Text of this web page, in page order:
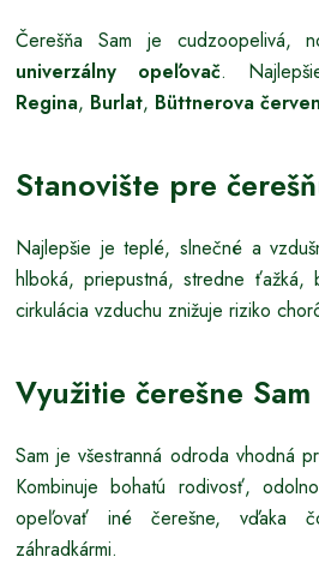
Čerešňa Sam je cudzoopelivá,
univerzálny opeľovač.
Regina, Burlat, Büttnerova
Stanovište pre
Najlepšie je teplé, slnečné a
hlboká, priepustná, stredne ťažká,
cirkulácia vzduchu znižuje riziko
Využitie čerešne
Sam je všestranná odroda vhodná
Kombinuje bohatú rodivosť,
opeľovať iné čerešne, vďaka
záhradkármi.